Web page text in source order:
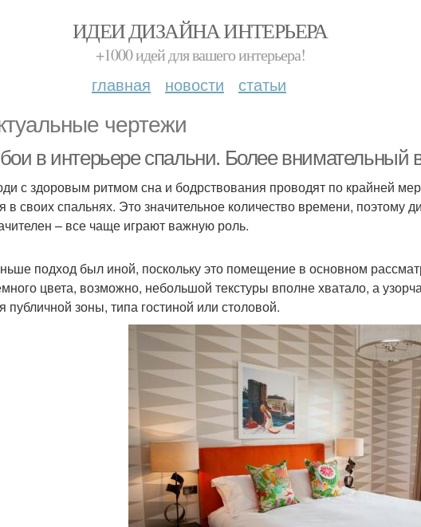
ИДЕИ ДИЗАЙНА ИНТЕРЬЕРА
+1000 идей для вашего интерьера!
главная новости статьи
чертежи
в интерьере спальни. Более внимательный
с здоровым ритмом сна и бодрствования проводят по крайней
в своих спальнях. Это значительное количество времени, поэтому
– все чаще играют важную роль.
подход был иной, поскольку это помещение в основном
цвета, возможно, небольшой текстуры вполне хватало, а
публичной зоны, типа гостиной или столовой.